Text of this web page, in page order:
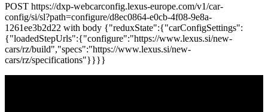
POST https://dxp-webcarconfig.lexus-europe.com/v1/car-
config/si/sl?path=configure/d8ec0864-e0cb-4f08-9e8a-
1261ee3b2d22 with body {"reduxState":{"carConfigSettings":
{"loadedStepUrls":{"configure":"https://www.lexus.si/new-
cars/rz/build","specs":"https://www.lexus.si/new-
cars/rz/specifications"}}}}